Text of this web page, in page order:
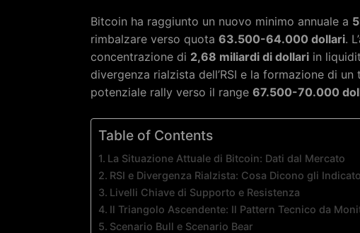
Bitcoin ha raggiunto un nuovo minimo annuale a
rimbalzare verso quota 63.500-64.000 dollari.
concentrazione di 2,68 miliardi di dollari in
divergenza rialzista dell’RSI e la formazione di
potenziale rally verso il range 67.500-70.000
Table of Contents
La Situazione Attuale di Bitcoin: Dati dal Mercato
RSI e Divergenza Rialzista: Cosa Dicono gli
Livelli Chiave di Supporto e Resistenza
Il Triangolo Ascendente: Il Pattern Tecnico da
Scenario Bull e Scenario Bear